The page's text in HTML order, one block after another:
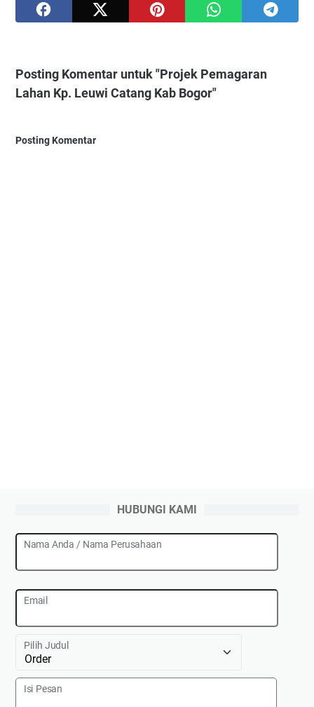
Posting Komentar untuk "Projek Pemagaran
Lahan Kp. Leuwi Catang Kab Bogor"
Posting Komentar
HUBUNGI KAMI
Nama Anda / Nama Perusahaan
Email
Pilih Judul
Isi Pesan